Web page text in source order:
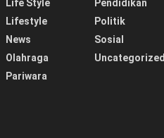
Life Style
Lifestyle
News
Olahraga
Pariwara
Pendidikan
Politik
Sosial
Uncategorized